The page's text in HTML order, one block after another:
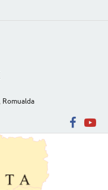
, Romualda